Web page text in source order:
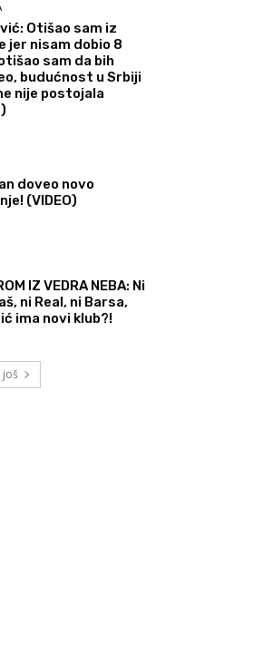
Otišao sam iz
jer nisam dobio 8
sam da bih
budućnost u Srbiji
nije postojala
doveo novo
(VIDEO)
IZ VEDRA NEBA: Ni
ni Real, ni Barsa,
ima novi klub?!
još